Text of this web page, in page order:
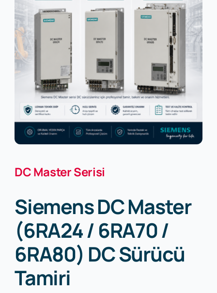
DC Master Serisi
Siemens DC Master
(6RA24 / 6RA70 /
6RA80) DC Sürücü
Tamiri